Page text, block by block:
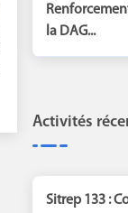
la DAG...
Activités
Sitrep 133 :